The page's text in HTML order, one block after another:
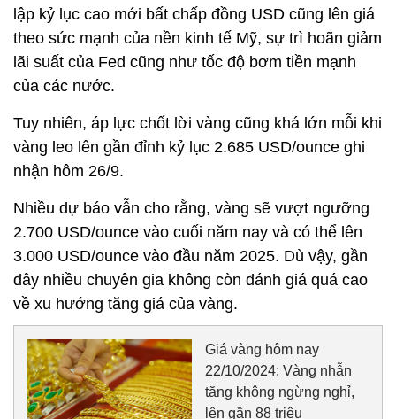
lập kỷ lục cao mới bất chấp đồng USD cũng lên giá
theo sức mạnh của nền kinh tế Mỹ, sự trì hoãn giảm
lãi suất của Fed cũng như tốc độ bơm tiền mạnh
của các nước.
Tuy nhiên, áp lực chốt lời vàng cũng khá lớn mỗi khi
vàng leo lên gần đỉnh kỷ lục 2.685 USD/ounce ghi
nhận hôm 26/9.
Nhiều dự báo vẫn cho rằng, vàng sẽ vượt ngưỡng
2.700 USD/ounce vào cuối năm nay và có thể lên
3.000 USD/ounce vào đầu năm 2025. Dù vậy, gần
đây nhiều chuyên gia không còn đánh giá quá cao
về xu hướng tăng giá của vàng.
Giá vàng hôm nay
22/10/2024: Vàng nhẫn
tăng không ngừng nghỉ,
lên gần 88 triệu